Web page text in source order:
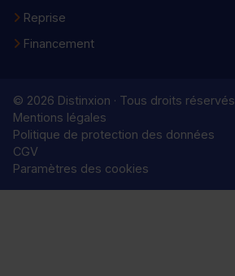
Reprise
Financement
© 2026 Distinxion · Tous droits réservés
Mentions légales
Politique de protection des données
CGV
Paramètres des cookies